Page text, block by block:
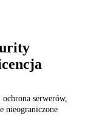
serwerów,
nieograniczone